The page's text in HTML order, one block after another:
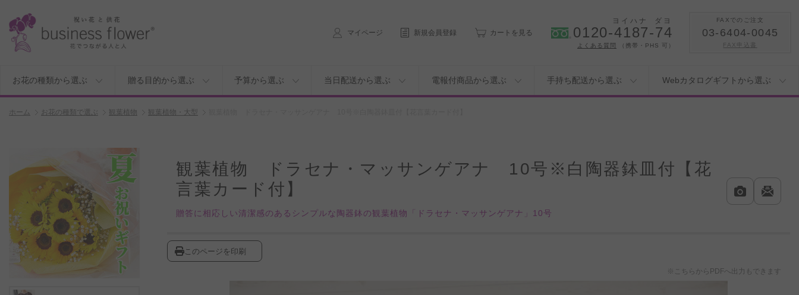
マイページ 新規会員登録 カートを見る
ヨイハナ ダヨ
0120-4187-74
よくある質問 （携帯・PHS 可）
FAXでのご注文
03-6404-0045
FAX申込書
お花の種類から選ぶ 贈る目的から選ぶ 予算から選ぶ 当日配送から選ぶ 電報付商品から選ぶ 手持ち配送から選ぶ Webカタログギフトから選ぶ
ホーム お花の種類で選ぶ 観葉植物 観葉植物・大型
観葉植物 ドラセナ・マッサンゲアナ 10号※白陶器鉢皿付【花
言葉カード付】
贈答に相応しい清潔感のあるシンプルな陶器鉢の観葉植物「ドラセナ・マッサンゲアナ」10号
このページを印刷
※こちらからPDFへ出力もできます